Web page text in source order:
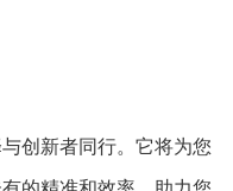
与创新者同行。它将为您